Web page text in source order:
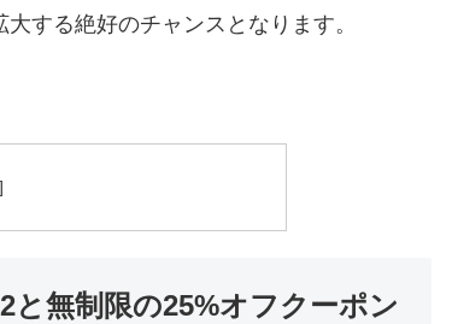
する絶好のチャンスとなります。
無制限の25%オフクーポン